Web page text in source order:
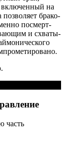
на
поз­во­ля­ет бра­ко­
посмерт­
и схва­ты­
часть